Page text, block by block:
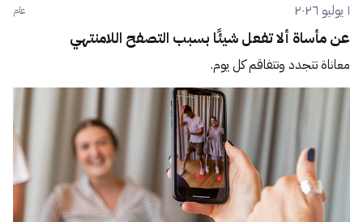
١ يوليو ٢٠٢٦ عام
عن مأساة ألا تفعل شيئًا بسبب التصفح اللامنتهي
معاناة تتجدد وتتفاقم كل يوم.